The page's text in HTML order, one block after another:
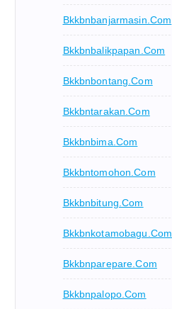
Bkkbnbanjarmasin.com
Bkkbnbalikpapan.com
Bkkbnbontang.com
Bkkbntarakan.com
Bkkbnbima.com
Bkkbntomohon.com
Bkkbnbitung.com
Bkkbnkotamobagu.com
Bkkbnparepare.com
Bkkbnpalopo.com